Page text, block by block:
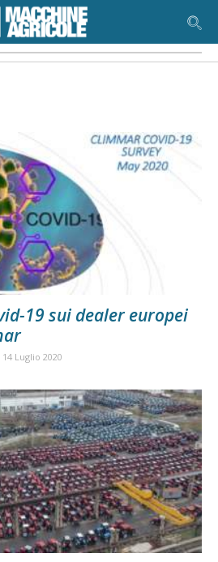
19 sui dealer europei
14 Luglio 2020